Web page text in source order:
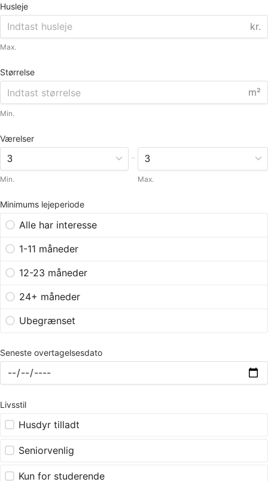
Husleje
kr.
Max.
Størrelse
m²
Min.
Værelser
Min.
-
Max.
Minimums lejeperiode
Alle har interesse
1-11 måneder
12-23 måneder
24+ måneder
Ubegrænset
Seneste overtagelsesdato
Livsstil
Husdyr tilladt
Seniorvenlig
Kun for studerende